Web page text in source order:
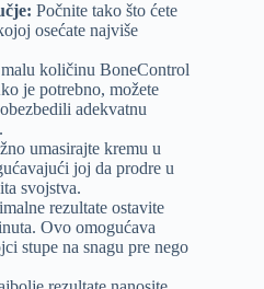
Počnite tako što ćete
osećate najviše
količinu BoneControl
je potrebno, možete
adekvatnu
umasirajte kremu u
joj da prodre u
svojstva.
rezultate ostavite
Ovo omogućava
stupe na snagu pre nego